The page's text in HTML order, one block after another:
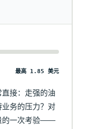
最高 1.85 美元
接：走强的油
务的压力？对
的一次考验——